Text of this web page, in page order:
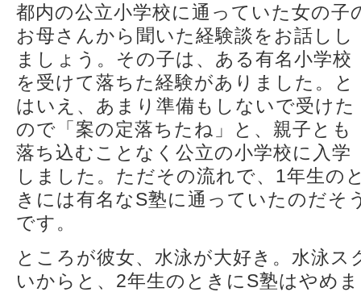
都内の公立小学校に通っていた女の子
お母さんから聞いた経験談をお話しし
ましょう。その子は、ある有名小学校
を受けて落ちた経験がありました。と
はいえ、あまり準備もしないで受けた
ので「案の定落ちたね」と、親子とも
落ち込むことなく公立の小学校に入学
しました。ただその流れで、1年生の
きには有名なS塾に通っていたのだそ
です。
ところが彼女、水泳が大好き。水泳
いからと、2年生のときにS塾はやめ